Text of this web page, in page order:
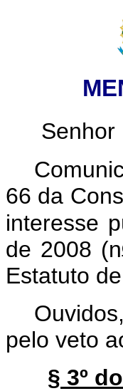
66 da
interesse
de 2008 (n
Estatuto
pelo veto
§ 3º